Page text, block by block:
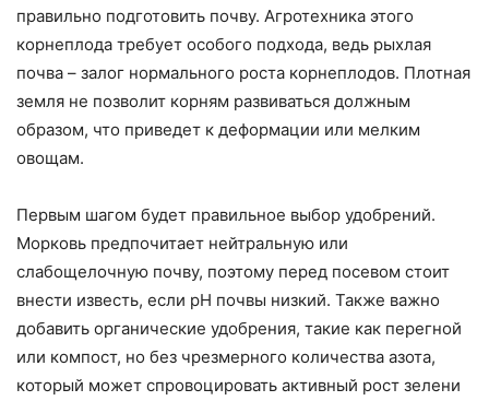
правильно подготовить почву. Агротехника этого
корнеплода требует особого подхода, ведь рыхлая
почва – залог нормального роста корнеплодов. Плотная
земля не позволит корням развиваться должным
образом, что приведет к деформации или мелким
овощам.
Первым шагом будет правильное выбор удобрений.
Морковь предпочитает нейтральную или
слабощелочную почву, поэтому перед посевом стоит
внести известь, если pH почвы низкий. Также важно
добавить органические удобрения, такие как перегной
или компост, но без чрезмерного количества азота,
который может спровоцировать активный рост зелени